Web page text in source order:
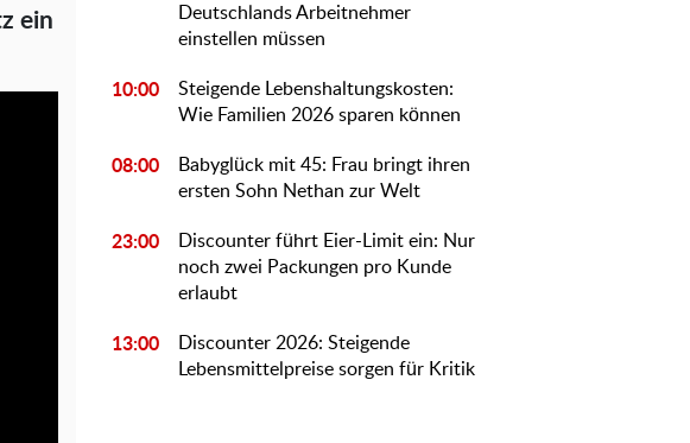
ein
Deutschlands Arbeitnehmer
einstellen müssen
10:00
Steigende Lebenshaltungskosten:
Wie Familien 2026 sparen können
08:00
Babyglück mit 45: Frau bringt ihren
ersten Sohn Nethan zur Welt
23:00
Discounter führt Eier-Limit ein: Nur
noch zwei Packungen pro Kunde
erlaubt
13:00
Discounter 2026: Steigende
Lebensmittelpreise sorgen für Kritik